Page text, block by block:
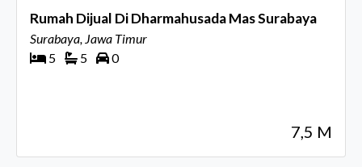
Rumah Dijual Di Dharmahusada Mas Surabaya
Surabaya, Jawa Timur
5
5 0
7,5 M